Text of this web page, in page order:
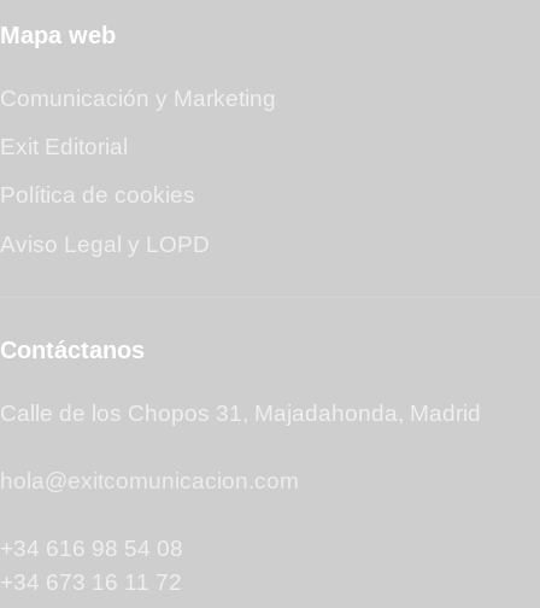
Mapa web
Comunicación y Marketing
Exit Editorial
Política de cookies
Aviso Legal y LOPD
Contáctanos
Calle de los Chopos 31, Majadahonda, Madrid
hola@exitcomunicacion.com
+34 616 98 54 08
+34 673 16 11 72